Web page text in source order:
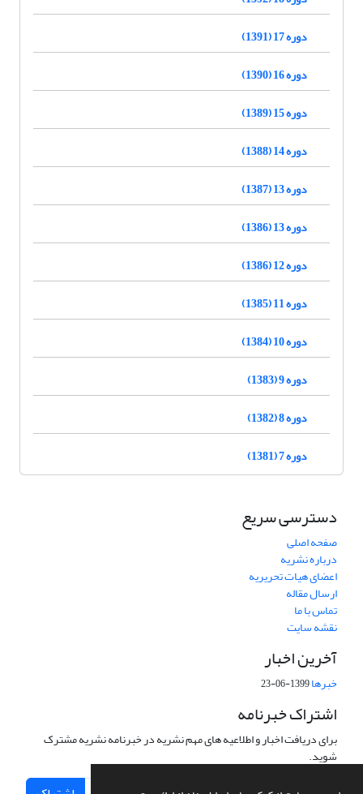
دوره 17 (1391)
دوره 16 (1390)
دوره 15 (1389)
دوره 14 (1388)
دوره 13 (1387)
دوره 13 (1386)
دوره 12 (1386)
دوره 11 (1385)
دوره 10 (1384)
دوره 9 (1383)
دوره 8 (1382)
دوره 7 (1381)
دسترسی سریع
صفحه اصلی
درباره نشریه
اعضای هیات تحریریه
ارسال مقاله
تماس با ما
نقشه سایت
آخرین اخبار
خبرها1399-06-23
اشتراک خبرنامه
برای دریافت اخبار و اطلاعیه های مهم نشریه در خبرنامه نشریه مشترک
شوید.